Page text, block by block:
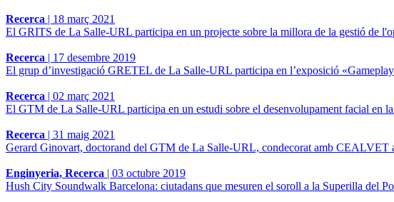
Recerca | 18 març 2021
El GRITS de La Salle-URL participa en un projecte sobre la millora de la gestió de
Recerca | 17 desembre 2019
El grup d’investigació GRETEL de La Salle-URL participa en l’exposició
Recerca | 02 març 2021
El GTM de La Salle-URL participa en un estudi sobre el desenvolupament facial en
Recerca | 31 maig 2021
Gerard Ginovart, doctorand del GTM de La Salle-URL, condecorat amb
Enginyeria, Recerca | 03 octubre 2019
Hush City Soundwalk Barcelona: ciutadans que mesuren el soroll a la Superilla del